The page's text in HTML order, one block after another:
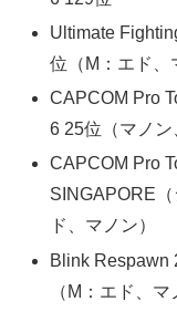
Ultimate
位（M：エド、
CAPCOM Pro
6 25位（マノン
CAPCOM Pro
SINGAPORE
ド、マノン）
Blink Respawn
（M：エド、マ